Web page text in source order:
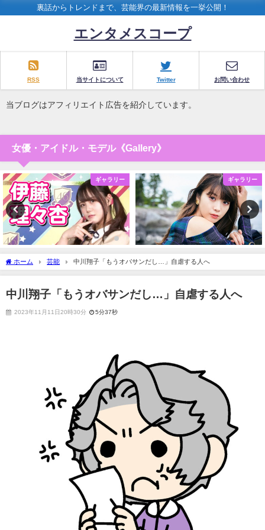
裏話からトレンドまで、芸能界の最新情報を一挙公開！
エンタメスコープ
RSS 当サイトについて Twitter お問い合わせ
当ブログはアフィリエイト広告を紹介しています。
女優・アイドル・モデル《Gallery》
ギャラリー ギャラリー
ホーム 芸能 中川翔子「もうオバサンだし…」自虐する人へ
中川翔子「もうオバサンだし…」自虐する人へ
2023年11月11日20時30分 5分37秒